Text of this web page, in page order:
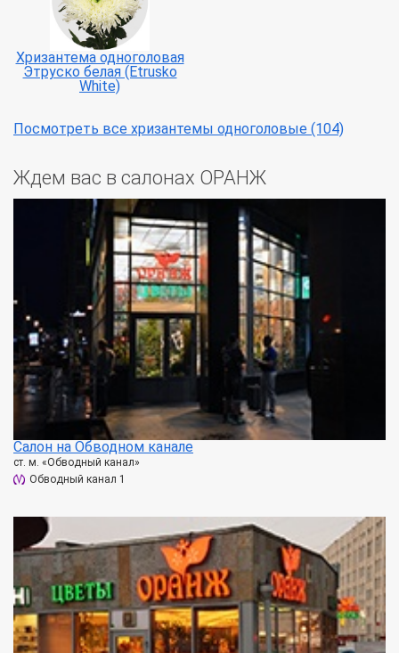
Хризантема одноголовая
Этруско белая (Etrusko
White)
Посмотреть все хризантемы одноголовые (104)
Ждем вас в салонах ОРАНЖ
Салон на Обводном канале
ст. м. «Обводный канал»
Обводный канал 1